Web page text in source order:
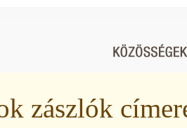
zászlók